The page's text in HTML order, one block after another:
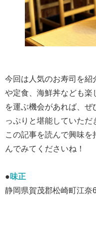
今回は人気のお寿司を紹
や定食、海鮮丼なども楽
を運ぶ機会があれば、
っぷりと堪能していただ
この記事を読んで興味
んでみてくださいね！
●味正
静岡県賀茂郡松崎町江奈